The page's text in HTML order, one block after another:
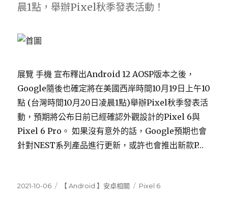
晨1點，舉辦Pixel秋季發表活動！
展覽 手機 宣布釋出Android 12 AOSP版本之後，
Google隨後也確定將在美國西岸時間10月19日上午10
點 (台灣時間10月20日凌晨1點)舉辦Pixel秋季發表活
動，預期將公布日前已經確認外觀設計的Pixel 6與
Pixel 6 Pro。 如果沒有意外的話，Google預期也會
針對NEST系列產品進行更新，或許也會推出新款P…
發
2021-10-06
分【 Android 】安卓相關
標
Pixel 6